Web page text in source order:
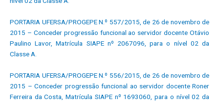
PORTARIA UFERSA/PROGEPE N.º 557/2015, de 26 de novembro de
2015 – Conceder progressão funcional ao servidor docente Otávio
Paulino Lavor, Matrícula SIAPE nº 2067096, para o nível 02 da
Classe A.
PORTARIA UFERSA/PROGEPE N.º 556/2015, de 26 de novembro de
2015 – Conceder progressão funcional ao servidor docente Roner
Ferreira da Costa, Matrícula SIAPE nº 1693060, para o nível 02 da